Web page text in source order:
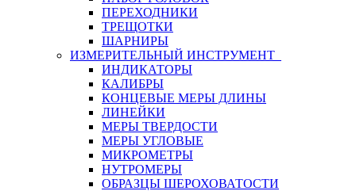
ПЕРЕХОДНИКИ
ТРЕЩОТКИ
ШАРНИРЫ
ИЗМЕРИТЕЛЬНЫЙ ИНСТРУМЕНТ
ИНДИКАТОРЫ
КАЛИБРЫ
КОНЦЕВЫЕ МЕРЫ ДЛИНЫ
ЛИНЕЙКИ
МЕРЫ ТВЕРДОСТИ
МЕРЫ УГЛОВЫЕ
МИКРОМЕТРЫ
НУТРОМЕРЫ
ОБРАЗЦЫ ШЕРОХОВАТОСТИ